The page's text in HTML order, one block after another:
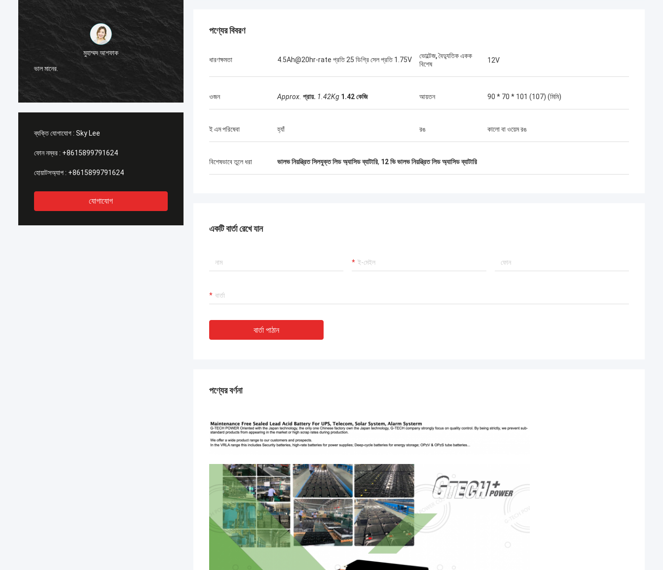
মুহাম্মদ আশফাক
ভাল মানের.
আমি জি-টেক পণ্যগুলির সাথে খুব সন্তুষ্ট, মানটি খুব ভাল এবং
ব্যক্তি যোগাযোগ : Sky Lee
ফোন নম্বর : +8615899791624
হোয়াটসঅ্যাপ : +8615899791624
যোগাযোগ
পণ্যের বিবরণ
ধারণক্ষমতা 4.5Ah@20hr-rate প্রতি 25 ডিগ্রি সেল প্রতি 1.75V
ভোল্টেজ, বৈদ্যুতিক একক
বিশেষ
12V
ওজন Approx. প্রায়. 1.42Kg 1.42 কেজি আয়তন 90 * 70 * 101 (107) (মিমি)
ই এম পরিষেবা হ্যাঁ রঙ কালো বা ওয়েম রঙ
বিশেষভাবে তুলে ধরা ভালভ নিয়ন্ত্রিত সিলযুক্ত লিড অ্যাসিড ব্যাটারি, 12 ভি ভালভ নিয়ন্ত্রিত লিড অ্যাসিড ব্যাটারি
একটি বার্তা রেখে যান
বার্তা পাঠান
পণ্যের বর্ণনা